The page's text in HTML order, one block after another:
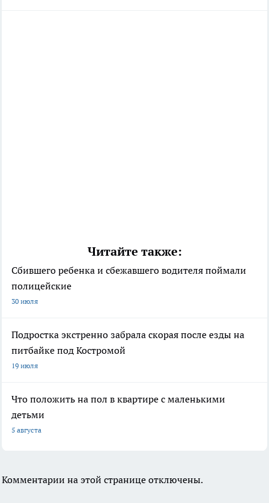
Читайте также:
Сбившего ребенка и сбежавшего водителя поймали
полицейские
30 июля
Подростка экстренно забрала скорая после езды на
питбайке под Костромой
19 июля
Что положить на пол в квартире с маленькими
детьми
5 августа
Комментарии на этой странице отключены.